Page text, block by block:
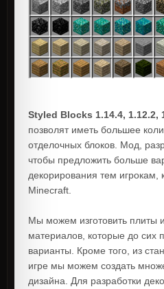
Styled Blocks 1.14.4, 1.12.2,
позволят иметь большее
отделочных блоков. Мод,
чтобы предложить больше
декорирования тем игрокам,
Minecraft.
Мы можем изготовить плиты
материалов, которые до сих
варианты. Кроме того, из
игре мы можем создать
дизайна. Для разработки